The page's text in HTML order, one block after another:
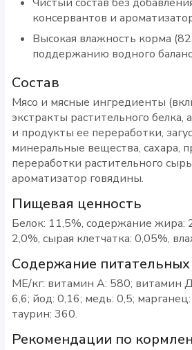
консервантов и
Высокая влажность корма
поддержанию водного
Состав
Мясо и мясные ингредиенты
экстракты растительного
и продукты ее переработки,
минеральные вещества, сахара,
переработки растительного
ароматизатор говядины.
Пищевая ценность
Белок: 11,5%, содержание жира:
2,0%, сырая клетчатка: 0,05%,
Содержание
МЕ/кг: витамин А: 580; витамин
6,6; йод: 0,16; медь: 0,5;
таурин: 360.
Рекомендации по